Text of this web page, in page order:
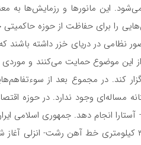
می‌شود. این مانورها و
را برای حفاظت از حوزه
نظامی در دریای خزر داشته ‌باشند
این موضوع حمایت می‌کنند و
کند. در مجموع بعد از
مساله‌ای وجود ندارد. در حوزه
انجام دهد. جمهوری اسلامی
است و اخیرا ساخت مسیر ۳۵ کیلومتری خط آهن